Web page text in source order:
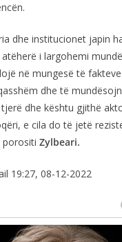
dhe institucionet japin
i largohemi
në mungesë të
dhe të
dhe kështu gjithë
e cila do të jetë
porositi Zylbeari.
19:27, 08-12-2022